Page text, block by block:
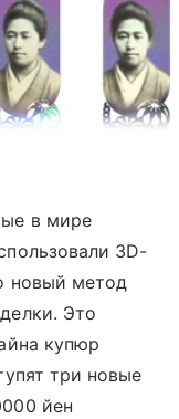
в мире
3D-
новый метод
Это
купюр
три новые
йен